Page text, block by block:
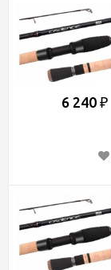
6 240 ₽